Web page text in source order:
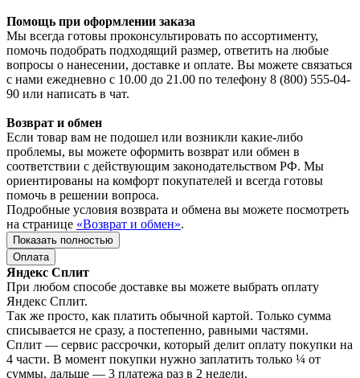
Помощь при оформлении заказа
Мы всегда готовы проконсультировать по ассортименту,
помочь подобрать подходящий размер, ответить на любые
вопросы о нанесении, доставке и оплате. Вы можете связаться
с нами ежедневно с 10.00 до 21.00 по телефону 8 (800) 555-04-
90 или написать в чат.
Возврат и обмен
Если товар вам не подошел или возникли какие-либо
проблемы, вы можете оформить возврат или обмен в
соответствии с действующим законодательством РФ. Мы
ориентированы на комфорт покупателей и всегда готовы
помочь в решении вопроса.
Подробные условия возврата и обмена вы можете посмотреть
на странице «Возврат и обмен».
Показать полностью
Оплата
Яндекс Сплит
При любом способе доставке вы можете выбрать оплату
Яндекс Сплит.
Так же просто, как платить обычной картой. Только сумма
списывается не сразу, а постепенно, равными частями.
Сплит — сервис рассрочки, который делит оплату покупки на
4 части. В момент покупки нужно заплатить только ¼ от
суммы, дальше — 3 платежа раз в 2 недели.